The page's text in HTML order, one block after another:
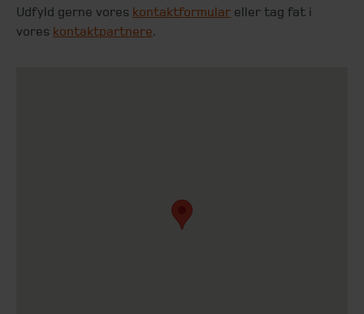
Udfyld gerne vores kontaktformular eller tag fat i
vores kontaktpartnere.